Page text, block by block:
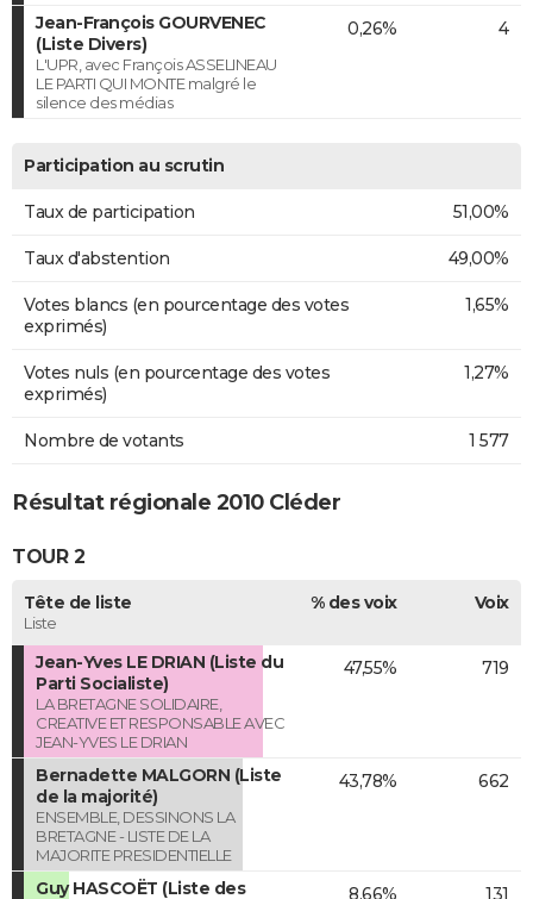
Jean-François GOURVENEC
(Liste Divers)
L'UPR, avec François ASSELINEAU
LE PARTI QUI MONTE malgré le
silence des médias
0,26% 4
Participation au scrutin
Taux de participation 51,00%
Taux d'abstention 49,00%
Votes blancs (en pourcentage des votes
exprimés)
1,65%
Votes nuls (en pourcentage des votes
exprimés)
1,27%
Nombre de votants 1 577
Résultat régionale 2010 Cléder
TOUR 2
Tête de liste
Liste
% des voix Voix
Jean-Yves LE DRIAN (Liste du
Parti Socialiste)
LA BRETAGNE SOLIDAIRE,
CREATIVE ET RESPONSABLE AVEC
JEAN-YVES LE DRIAN
47,55% 719
Bernadette MALGORN (Liste
de la majorité)
ENSEMBLE, DESSINONS LA
BRETAGNE - LISTE DE LA
MAJORITE PRESIDENTIELLE
43,78% 662
Guy HASCOËT (Liste des
8,66% 131